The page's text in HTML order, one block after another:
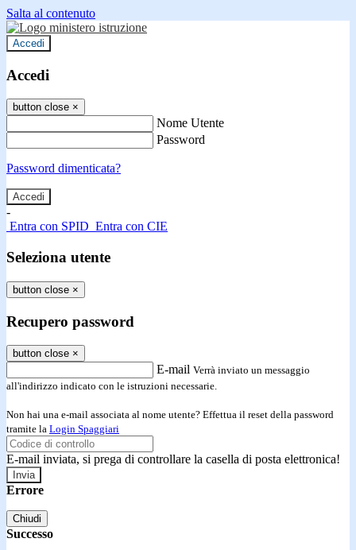
Salta al contenuto
Accedi
Accedi
button close ×
Nome Utente
Password
Password dimenticata?
-
Entra con SPID Entra con CIE
Seleziona utente
button close ×
Recupero password
button close ×
E-mail Verrà inviato un messaggio
all'indirizzo indicato con le istruzioni necessarie.
Non hai una e-mail associata al nome utente? Effettua il reset della password
tramite la Login Spaggiari
E-mail inviata, si prega di controllare la casella di posta elettronica!
Errore
Chiudi
Successo